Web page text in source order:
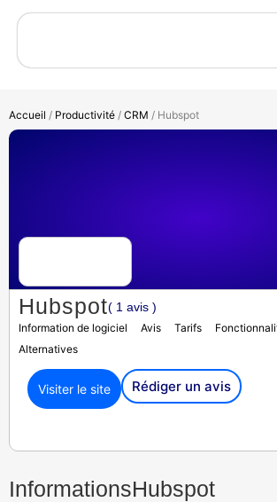
Accueil / Productivité / CRM / Hubspot
Hubspot( 1 avis )
Information de logiciel Avis Tarifs
Alternatives
Visiter le site Rédiger un avis
InformationsHubspot